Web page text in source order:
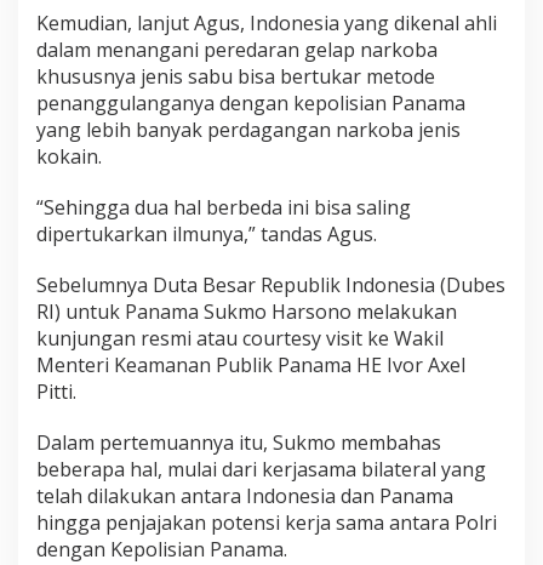
Kemudian, lanjut Agus, Indonesia yang dikenal ahli
dalam menangani peredaran gelap narkoba
khususnya jenis sabu bisa bertukar metode
penanggulanganya dengan kepolisian Panama
yang lebih banyak perdagangan narkoba jenis
kokain.
“Sehingga dua hal berbeda ini bisa saling
dipertukarkan ilmunya,” tandas Agus.
Sebelumnya Duta Besar Republik Indonesia (Dubes
RI) untuk Panama Sukmo Harsono melakukan
kunjungan resmi atau courtesy visit ke Wakil
Menteri Keamanan Publik Panama HE Ivor Axel
Pitti.
Dalam pertemuannya itu, Sukmo membahas
beberapa hal, mulai dari kerjasama bilateral yang
telah dilakukan antara Indonesia dan Panama
hingga penjajakan potensi kerja sama antara Polri
dengan Kepolisian Panama.